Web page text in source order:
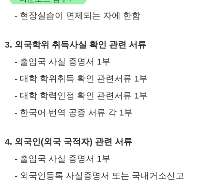
- 현장실습이 면제되는 자에 한함
3. 외국학위 취득사실 확인 관련 서류
- 출입국 사실 증명서 1부
- 대학 학위취득 확인 관련서류 1부
- 대학 학력인정 확인 관련서류 1부
- 한국어 번역 공증 서류 각 1부
4. 외국인(외국 국적자) 관련 서류
- 출입국 사실 증명서 1부
- 외국인등록 사실증명서 또는 국내거소신고